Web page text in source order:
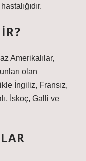
Amerikalılar,
olan
İngiliz, Fransız,
İskoç, Galli ve